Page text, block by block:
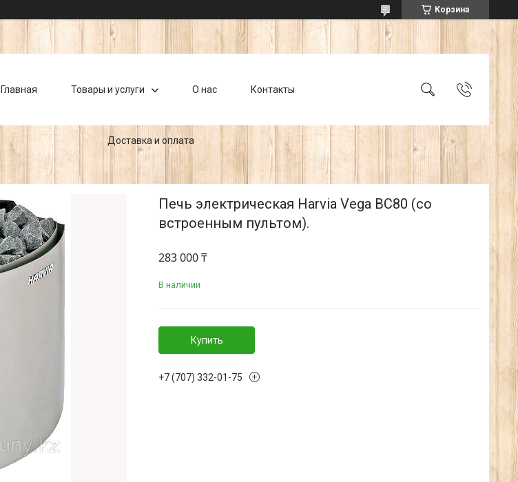
Корзина
Главная Товары и услуги О нас Контакты
Доставка и оплата
Печь электрическая Harvia Vega BC80 (со
встроенным пультом).
283 000 ₸
В наличии
Купить
+7 (707) 332-01-75